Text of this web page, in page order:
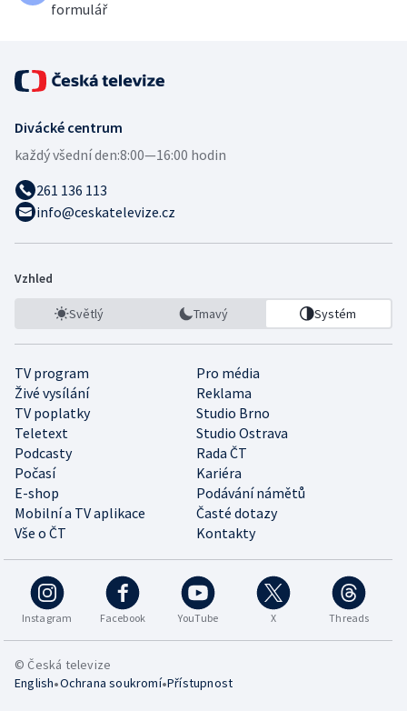
formulář
Divácké centrum
každý všední den:8:00—16:00 hodin
261 136 113
info@ceskatelevize.cz
Vzhled
Světlý Tmavý Systém
TV program
Pro média
Živé vysílání
Reklama
TV poplatky
Studio Brno
Teletext
Studio Ostrava
Podcasty
Rada ČT
Počasí
Kariéra
E-shop
Podávání námětů
Mobilní a TV aplikace
Časté dotazy
Vše o ČT
Kontakty
Instagram Facebook YouTube X Threads
© Česká televize
English•Ochrana soukromí•Přístupnost